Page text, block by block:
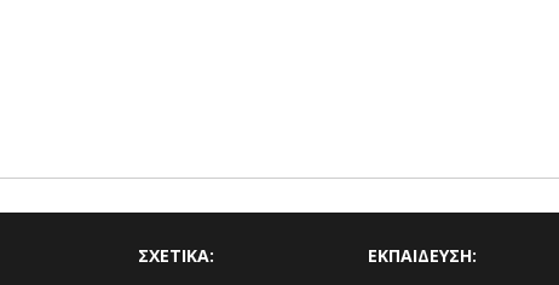
ΣΧΕΤΙΚΑ: ΕΚΠΑΙΔΕΥΣΗ: